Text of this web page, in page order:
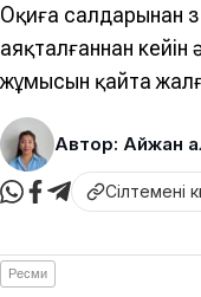
Оқиға салдарынан
аяқталғаннан
жұмысын қайта
Автор: Айжан
Сілтемені
Ресми